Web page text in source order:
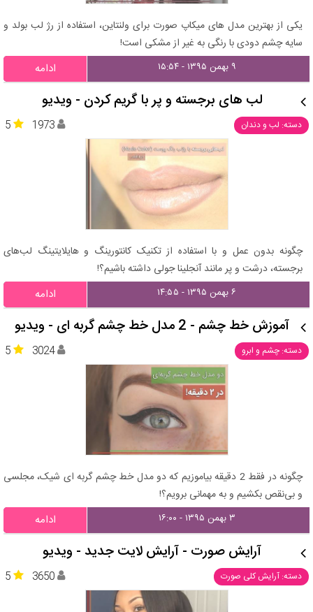
یکی از بهترین مدل های میکاپ صورت برای ولنتاین، استفاده از رژ لب بولد و
سایه چشم دودی با رنگی به غیر از مشکی است!
۹ بهمن ۱۳۹۵ - ۱۵:۵۴ ادامه
لب های برجسته و پر با گریم کردن - ویدیو
دسته: لب و دندان 5 1973
چگونه بدون عمل و با استفاده از تکنیک کانتورینگ و هایلایتینگ لب‌های
برجسته، درشت و پر مانند آنجلینا جولی داشته باشیم؟!
۶ بهمن ۱۳۹۵ - ۱۴:۵۵ ادامه
آموزش خط چشم - 2 مدل خط چشم گربه ای - ویدیو
دسته: چشم و ابرو 5 3024
چگونه در فقط 2 دقیقه بیاموزیم که دو مدل خط چشم گربه ای شیک، مجلسی
و بی‌نقص بکشیم و به مهمانی برویم؟!
۳ بهمن ۱۳۹۵ - ۱۶:۰۰ ادامه
آرایش صورت - آرایش لایت جدید - ویدیو
دسته: آرایش کلی صورت 5 3650